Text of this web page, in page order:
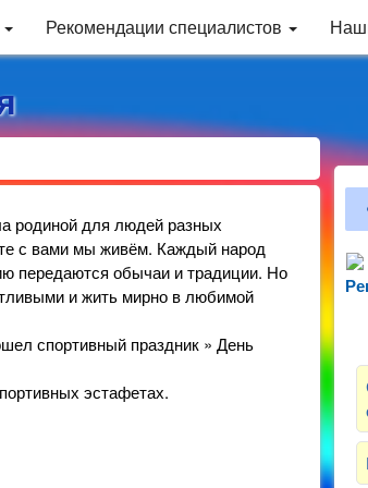
Рекомендации специалистов
родиной для людей разных
с вами мы живём. Каждый народ
передаются обычаи и традиции. Но
и жить мирно в любимой
спортивный праздник » День
эстафетах.